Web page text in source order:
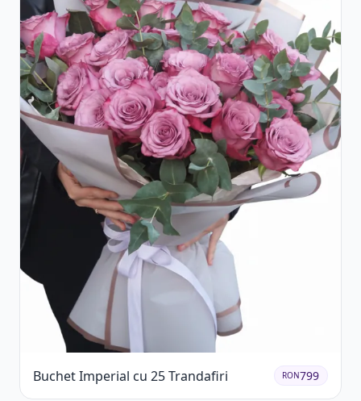
Buchet Imperial cu 25 Trandafiri RON799